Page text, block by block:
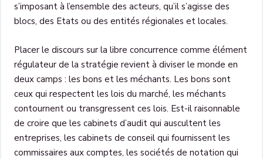
s’imposant à l’ensemble des acteurs, qu’il s’agisse des
blocs, des Etats ou des entités régionales et locales.
Placer le discours sur la libre concurrence comme élément
régulateur de la stratégie revient à diviser le monde en
deux camps : les bons et les méchants. Les bons sont
ceux qui respectent les lois du marché, les méchants
contournent ou transgressent ces lois. Est-il raisonnable
de croire que les cabinets d’audit qui auscultent les
entreprises, les cabinets de conseil qui fournissent les
commissaires aux comptes, les sociétés de notation qui